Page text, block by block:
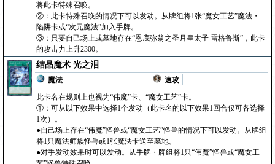
将此卡特殊召唤。
②：此卡特殊召唤的情况下可以发动。从牌组将1张“魔女工艺”魔法・
陷阱卡或“次元魔法”加入手牌。
③：只要自己场上或墓地存在“恩底弥翁之圣月皇太子 雷格鲁斯”，此卡
的攻击力上升2300。
结晶魔术 光之泪
魔法
速攻
此卡名在规则上也视为“伟魔”卡、“魔女工艺”卡。
①：可从以下效果中选择1个发动（此卡名的以下效果1回合仅可各选择
1次）。
●自己场上存在“伟魔”怪兽或“魔女工艺”怪兽的情况下可以发动。从牌组
将1只魔法师族怪兽或1张魔法卡送至墓地。
●对手发动效果时可以发动。从手牌・牌组将1只“伟魔”怪兽或“魔女工